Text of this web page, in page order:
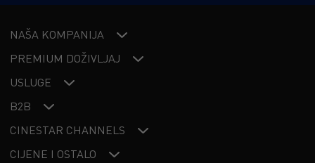
NAŠA KOMPANIJA
PREMIUM DOŽIVLJAJ
USLUGE
B2B
CINESTAR CHANNELS
CIJENE I OSTALO